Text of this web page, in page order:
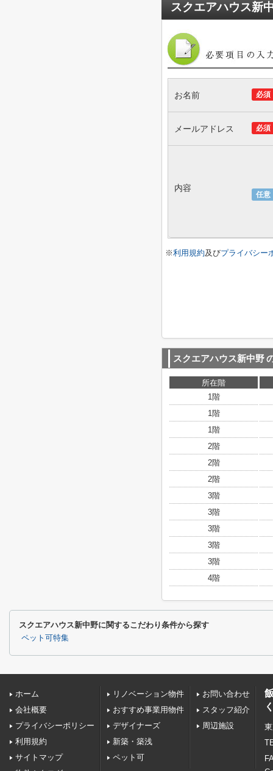
スクエアハウス新
必須
お名前
必須
メールアドレス
任意
内容
※利用規約及びプライバシー
スクエアハウス新中野
所在階
1階
1階
1階
2階
2階
2階
3階
3階
3階
3階
3階
4階
スクエアハウス新中野に関するこだわり条件から探す
ペット可特集
ホーム
会社概要
プライバシーポリシー
利用規約
サイトマップ
リノベーション物件
おすすめ事業用物件
デザイナーズ
新築・築浅
ペット可
お問い合わせ
スタッフ紹介
周辺施設